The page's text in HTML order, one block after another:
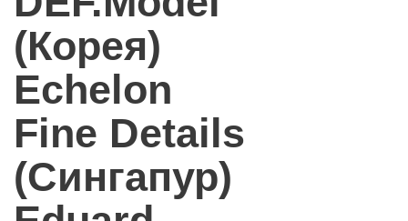
(Корея)
Echelon
Fine Details
(Сингапур)